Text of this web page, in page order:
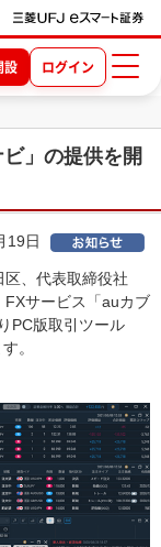
設 ログイン
」の提供を開
19日
、代表取締役社
サービス「auカブ
PC版取引ツール
。